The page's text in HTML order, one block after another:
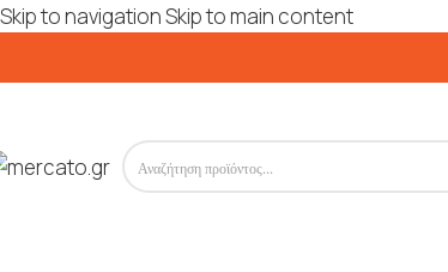
Skip to navigationSkip to main content